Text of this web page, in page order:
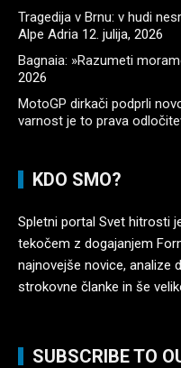
Tragedija v Brnu: v hudi
Alpe Adria 12. julija, 2026
Bagnaia: »Razumeti
2026
MotoGP dirkači podprli
varnost je to prava
KDO SMO?
Spletni portal Svet hitrosti
tekočem z dogajanjem
najnovejše novice, analize
strokovne članke in še
SUBSCRIBE TO